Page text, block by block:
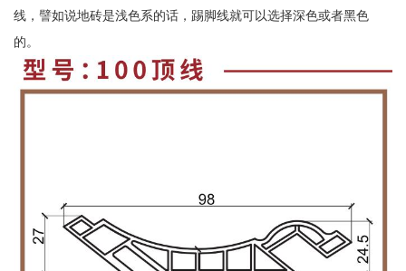
线，譬如说地砖是浅色系的话，踢脚线就可以选择深色或者黑色
的。